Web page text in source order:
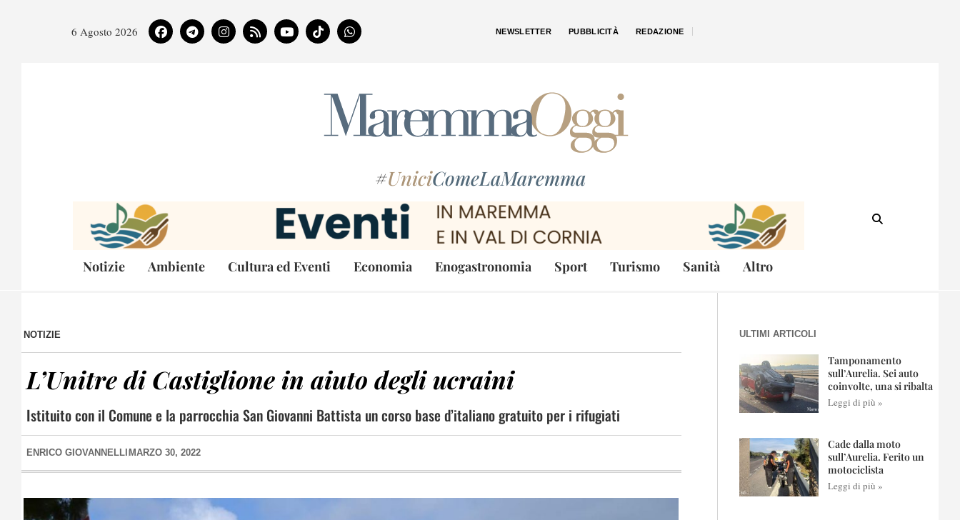
6 Agosto 2026 NEWSLETTER PUBBLICITÀ REDAZIONE
#UniciComeLaMaremma
Notizie Ambiente Cultura ed Eventi Economia Enogastronomia Sport Turismo Sanità Altro
NOTIZIE
L’Unitre di Castiglione in aiuto degli ucraini
Istituito con il Comune e la parrocchia San Giovanni Battista un corso base d’italiano gratuito per i rifugiati
ENRICO GIOVANNELLI MARZO 30, 2022
ULTIMI ARTICOLI
Tamponamento
sull’Aurelia. Sei auto
coinvolte, una si ribalta
Leggi di più »
Cade dalla moto
sull’Aurelia. Ferito un
motociclista
Leggi di più »